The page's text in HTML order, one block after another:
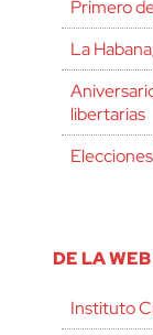
Primero
La
libertarias
DE LA
Instituto